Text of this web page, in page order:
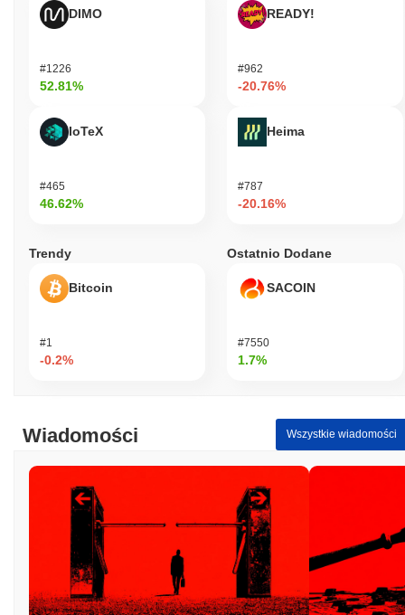
DIMO
#1226
52.81%
IoTeX
#465
46.62%
READY!
#962
-20.76%
Heima
#787
-20.16%
Trendy
Bitcoin
#1
-0.2%
Ostatnio Dodane
SACOIN
#7550
1.7%
Wiadomości Wszystkie wiadomości